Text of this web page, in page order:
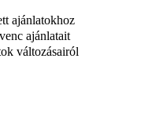
ajánlatokhoz
ajánlatait
változásairól